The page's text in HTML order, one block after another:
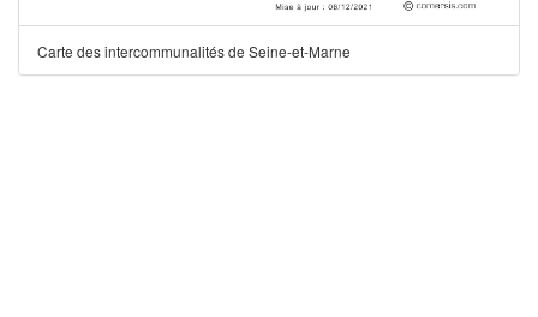
Carte des intercommunalités de Seine-et-Marne